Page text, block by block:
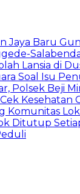
Jaya Baru
Lansia di
Soal Isu
Polsek Beji
Kesehatan
Komunitas
Ditutup